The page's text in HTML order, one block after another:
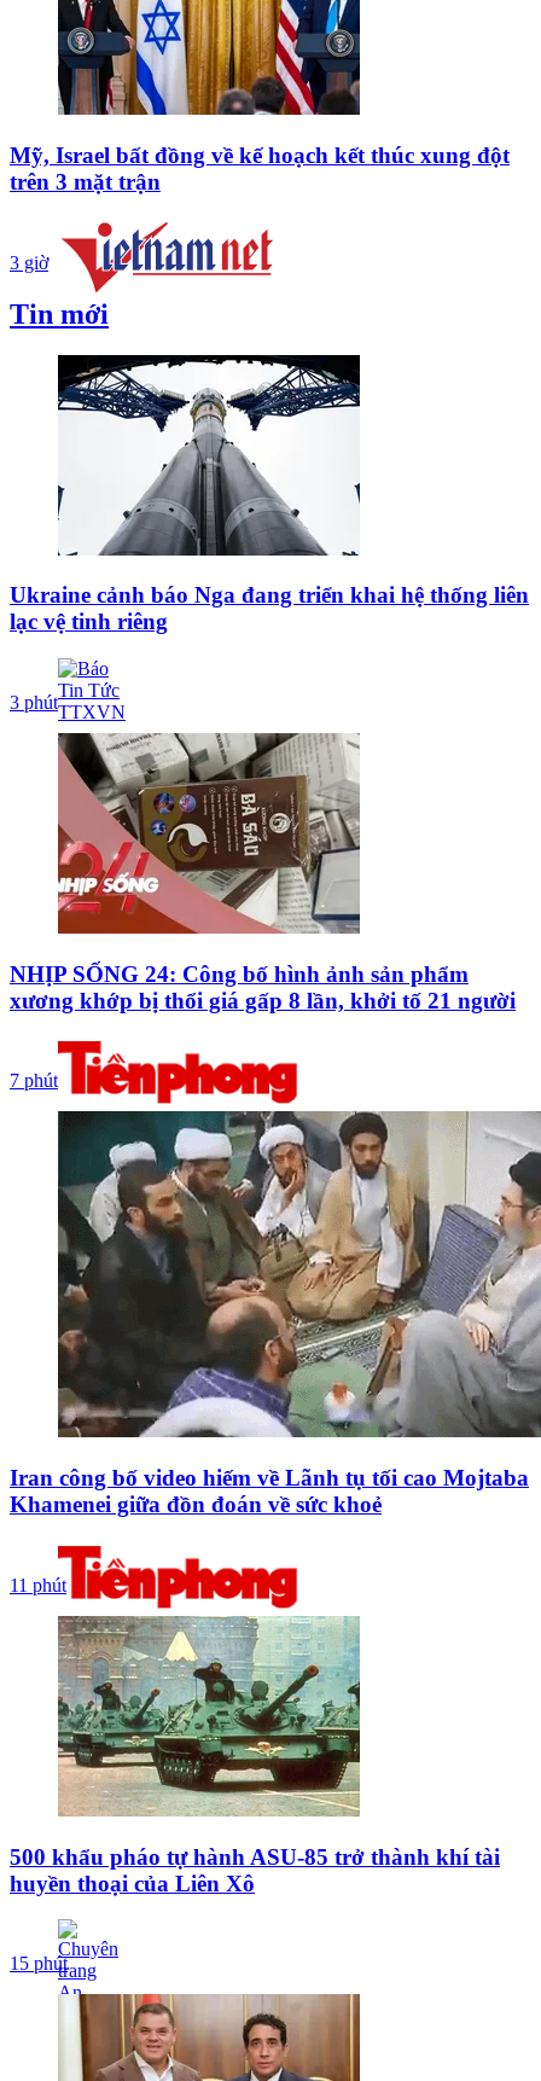
Mỹ, Israel bất đồng về kế hoạch kết thúc xung đột
trên 3 mặt trận
3 giờ
Tin mới
Ukraine cảnh báo Nga đang triển khai hệ thống liên
lạc vệ tinh riêng
3 phút
NHỊP SỐNG 24: Công bố hình ảnh sản phẩm
xương khớp bị thổi giá gấp 8 lần, khởi tố 21 người
7 phút
Iran công bố video hiếm về Lãnh tụ tối cao Mojtaba
Khamenei giữa đồn đoán về sức khoẻ
11 phút
500 khẩu pháo tự hành ASU-85 trở thành khí tài
huyền thoại của Liên Xô
15 phút